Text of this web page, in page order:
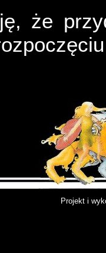
że
Projekt i